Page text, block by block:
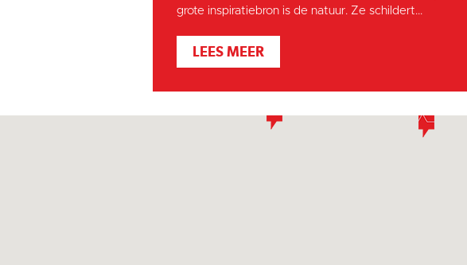
grote inspiratiebron is de natuur. Ze schildert...
LEES MEER